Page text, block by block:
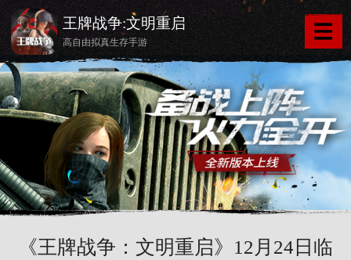
王牌战争:文明重启
高自由拟真生存手游
《王牌战争：文明重启》12月24日临